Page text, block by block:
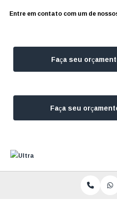
Entre em contato com um de
Faça seu
Faça seu